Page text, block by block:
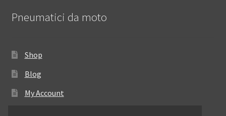
Pneumatici da moto
Shop
Blog
My Account